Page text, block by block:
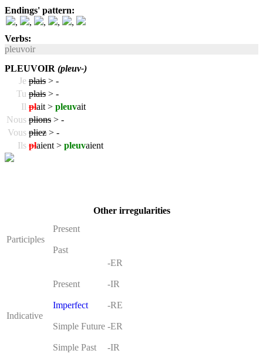
Endings' pattern:
,
, , ,
,
Verbs:
pleuvoir
PLEUVOIR (pleuv-)
Je plais > -
Tu plais > -
Il plait > pleuvait
Nous plions > -
Vous pliez > -
Ils plaient > pleuvaient
Other irregularities
Participles
Present
Past
Indicative
Present
Imperfect
Simple Future
Simple Past
-ER
-IR
-RE
-ER
-IR